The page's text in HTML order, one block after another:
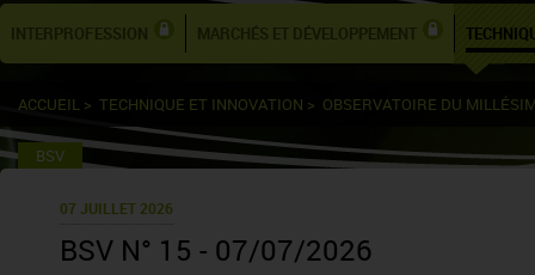
INTERPROFESSION MARCHÉS ET DÉVELOPPEMENT
ACCUEIL > TECHNIQUE ET INNOVATION > OBSERVATOIRE DU
BSV
07 JUILLET 2026
BSV N° 15 - 07/07/2026